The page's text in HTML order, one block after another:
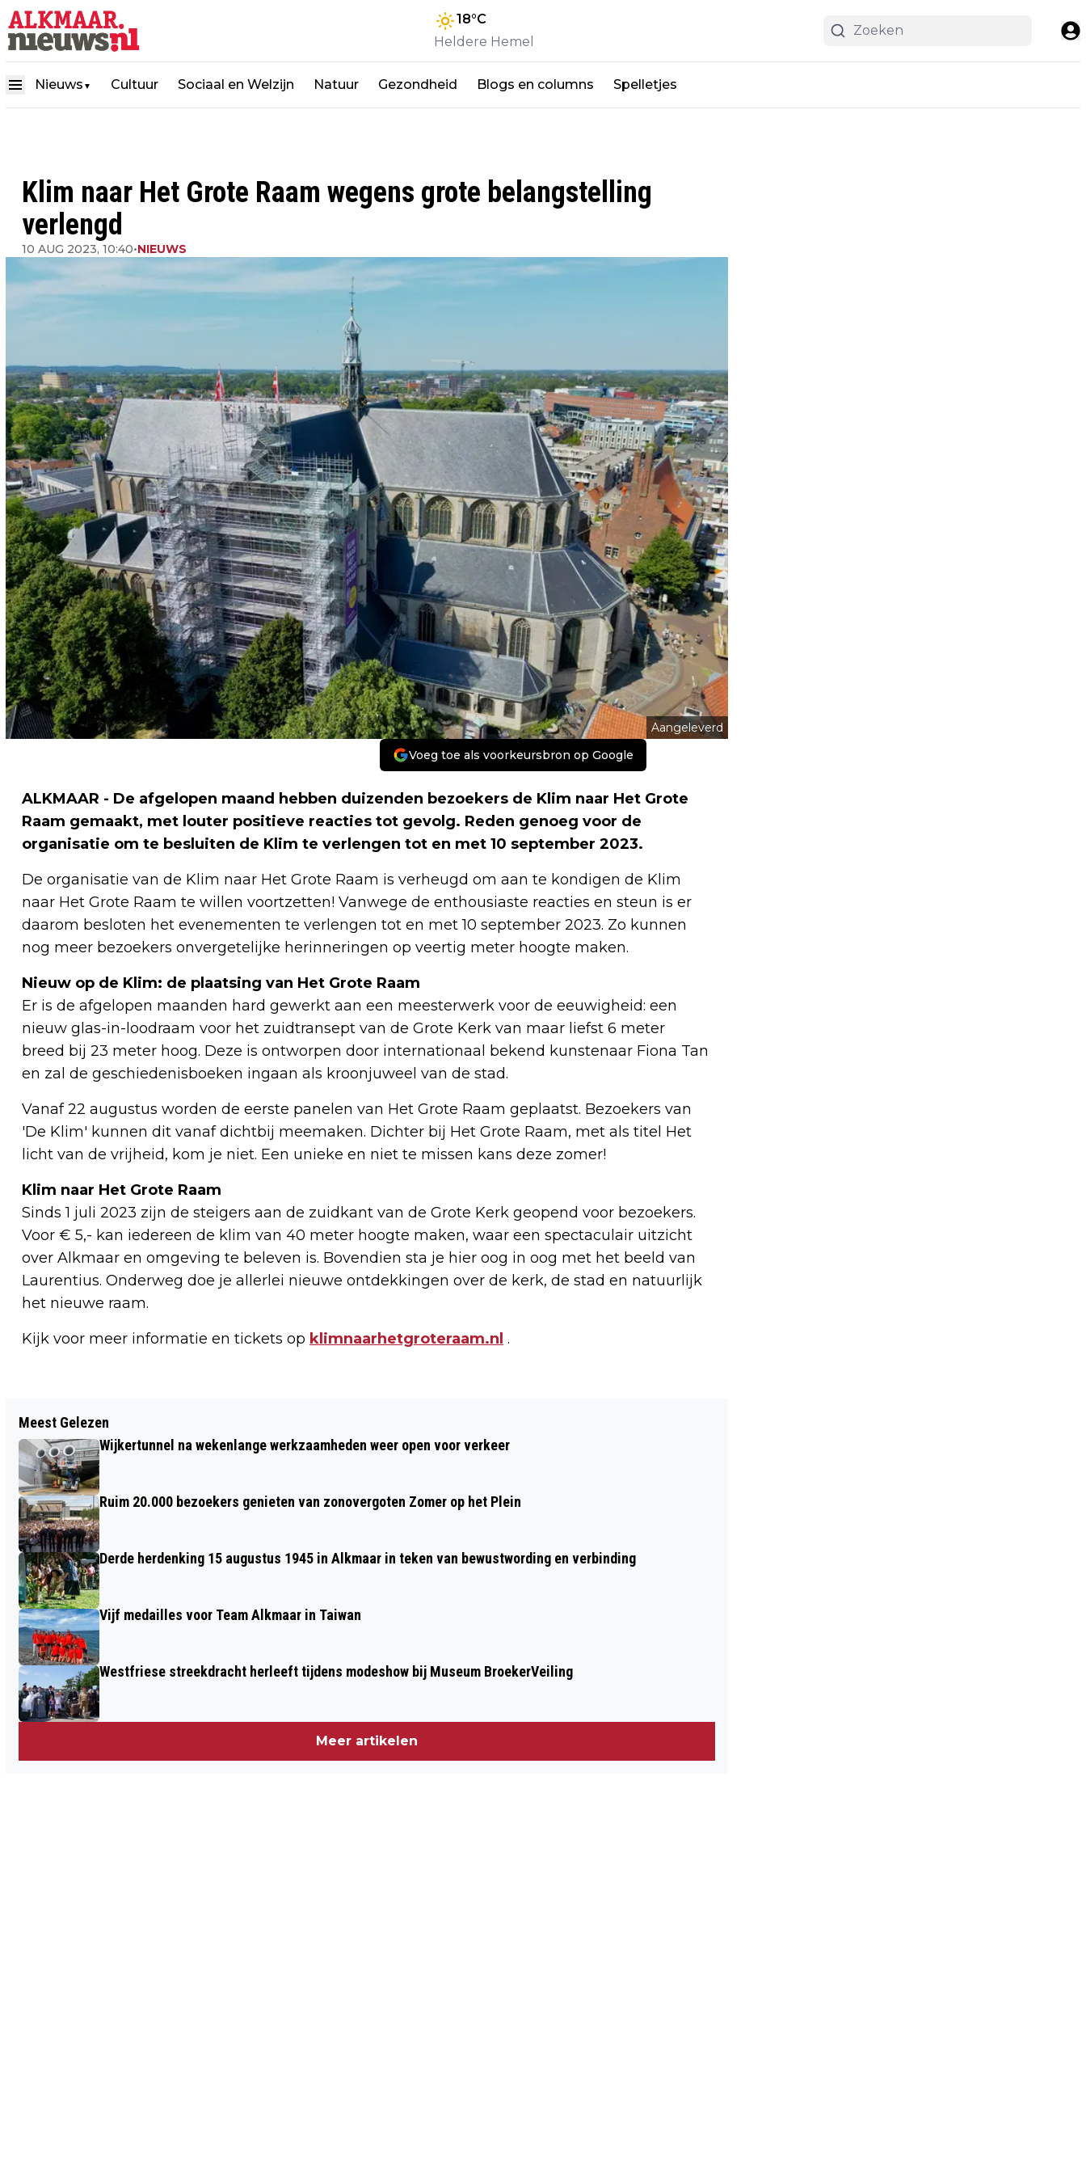
18°C
Heldere Hemel
Nieuws ▼ Cultuur Sociaal en Welzijn Natuur Gezondheid Blogs en columns Spelletjes
Klim naar Het Grote Raam wegens grote belangstelling
verlengd
10 AUG 2023, 10:40•NIEUWS
Aangeleverd
Voeg toe als voorkeursbron op Google
ALKMAAR - De afgelopen maand hebben duizenden bezoekers de Klim naar Het Grote
Raam gemaakt, met louter positieve reacties tot gevolg. Reden genoeg voor de
organisatie om te besluiten de Klim te verlengen tot en met 10 september 2023.
De organisatie van de Klim naar Het Grote Raam is verheugd om aan te kondigen de Klim
naar Het Grote Raam te willen voortzetten! Vanwege de enthousiaste reacties en steun is er
daarom besloten het evenementen te verlengen tot en met 10 september 2023. Zo kunnen
nog meer bezoekers onvergetelijke herinneringen op veertig meter hoogte maken.
Nieuw op de Klim: de plaatsing van Het Grote Raam
Er is de afgelopen maanden hard gewerkt aan een meesterwerk voor de eeuwigheid: een
nieuw glas-in-loodraam voor het zuidtransept van de Grote Kerk van maar liefst 6 meter
breed bij 23 meter hoog. Deze is ontworpen door internationaal bekend kunstenaar Fiona Tan
en zal de geschiedenisboeken ingaan als kroonjuweel van de stad.
Vanaf 22 augustus worden de eerste panelen van Het Grote Raam geplaatst. Bezoekers van
'De Klim' kunnen dit vanaf dichtbij meemaken. Dichter bij Het Grote Raam, met als titel Het
licht van de vrijheid, kom je niet. Een unieke en niet te missen kans deze zomer!
Klim naar Het Grote Raam
Sinds 1 juli 2023 zijn de steigers aan de zuidkant van de Grote Kerk geopend voor bezoekers.
Voor € 5,- kan iedereen de klim van 40 meter hoogte maken, waar een spectaculair uitzicht
over Alkmaar en omgeving te beleven is. Bovendien sta je hier oog in oog met het beeld van
Laurentius. Onderweg doe je allerlei nieuwe ontdekkingen over de kerk, de stad en natuurlijk
het nieuwe raam.
Kijk voor meer informatie en tickets op klimnaarhetgroteraam.nl .
AUTO BELAND IN SLOOT NA BOTSING IN
HEERHUGOWAARD
STRANDWANDELING
Meest Gelezen
Wijkertunnel na wekenlange werkzaamheden weer open voor verkeer
Ruim 20.000 bezoekers genieten van zonovergoten Zomer op het Plein
Derde herdenking 15 augustus 1945 in Alkmaar in teken van bewustwording en verbinding
Vijf medailles voor Team Alkmaar in Taiwan
Westfriese streekdracht herleeft tijdens modeshow bij Museum BroekerVeiling
Meer artikelen